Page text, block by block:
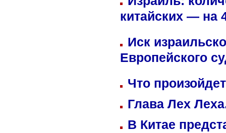
китайских — на
Иск
Европейского
Что
Глава Лех
В Китае